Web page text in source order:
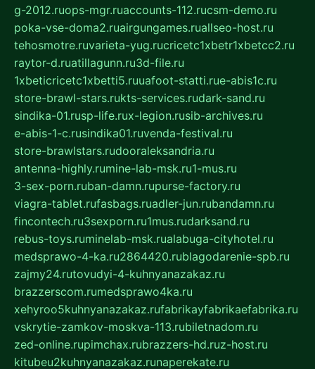
g-2012.ruops-mgr.ruaccounts-112.rucsm-demo.ru
poka-vse-doma2.ruairgungames.ruallseo-host.ru
tehosmotre.ruvarieta-yug.rucricetc1xbetr1xbetcc2.ru
raytor-d.ruatillagunn.ru3d-file.ru
1xbeticricetc1xbetti5.ruuafoot-statti.rue-abis1c.ru
store-brawl-stars.rukts-services.rudark-sand.ru
sindika-01.rusp-life.rux-legion.rusib-archives.ru
e-abis-1-c.rusindika01.ruvenda-festival.ru
store-brawlstars.rudooraleksandria.ru
antenna-highly.rumine-lab-msk.ru1-mus.ru
3-sex-porn.ruban-damn.rupurse-factory.ru
viagra-tablet.rufasbags.ruadler-jun.rubandamn.ru
fincontech.ru3sexporn.ru1mus.rudarksand.ru
rebus-toys.ruminelab-msk.rualabuga-cityhotel.ru
medsprawo-4-ka.ru2864420.rublagodarenie-spb.ru
zajmy24.rutovudyi-4-kuhnyanazakaz.ru
brazzerscom.rumedsprawo4ka.ru
xehyroo5kuhnyanazakaz.rufabrikayfabrikaefabrika.ru
vskrytie-zamkov-moskva-113.rubiletnadom.ru
zed-online.rupimchax.rubrazzers-hd.ruz-host.ru
kitubeu2kuhnyanazakaz.runaperekate.ru